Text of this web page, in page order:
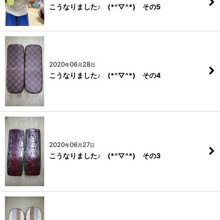
こうなりました♪ (*^▽^*) その5
2020年06月 28日
こうなりました♪ (*^▽^*) その4
2020年06月 27日
こうなりました♪ (*^▽^*) その3